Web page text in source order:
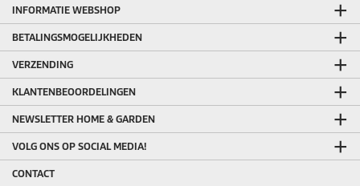
INFORMATIE WEBSHOP
BETALINGSMOGELIJKHEDEN
VERZENDING
KLANTENBEOORDELINGEN
NEWSLETTER HOME & GARDEN
VOLG ONS OP SOCIAL MEDIA!
CONTACT